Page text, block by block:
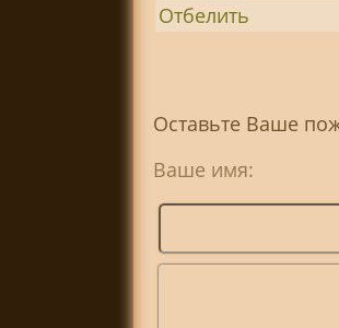
Отбелить
Оставьте Ваше
Ваше